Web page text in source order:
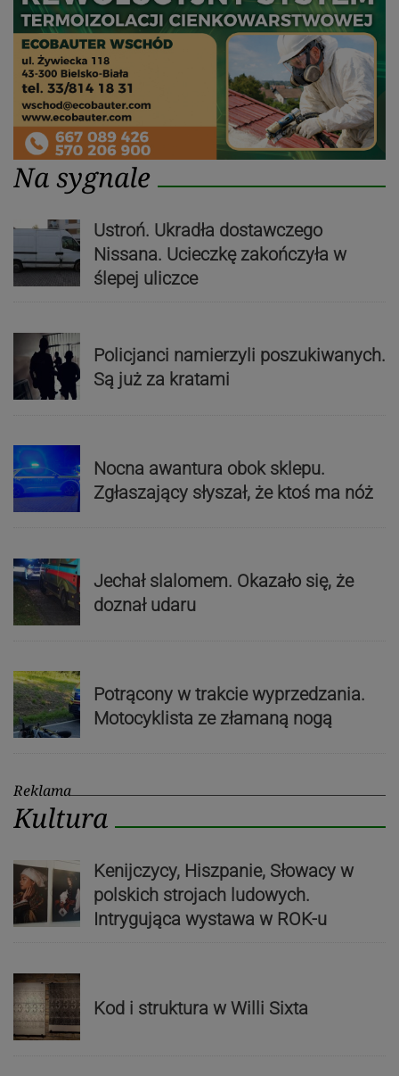
Na sygnale
Ustroń. Ukradła dostawczego
Nissana. Ucieczkę zakończyła w
ślepej uliczce
Policjanci namierzyli poszukiwanych.
Są już za kratami
Nocna awantura obok sklepu.
Zgłaszający słyszał, że ktoś ma nóż
Jechał slalomem. Okazało się, że
doznał udaru
Potrącony w trakcie wyprzedzania.
Motocyklista ze złamaną nogą
Reklama
Kultura
Kenijczycy, Hiszpanie, Słowacy w
polskich strojach ludowych.
Intrygująca wystawa w ROK-u
Kod i struktura w Willi Sixta